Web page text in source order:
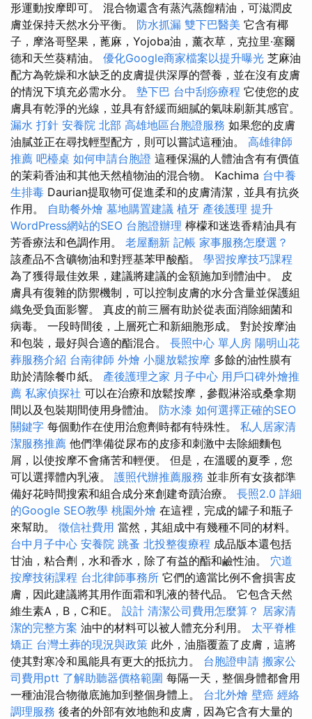
形運動按摩即可。 混合物還含有蒸汽蒸餾精油，可滋潤皮
膚並保持天然水分平衡。 防水抓漏 雙下巴醫美 它含有椰
子，摩洛哥堅果，蓖麻，Yojoba油，薰衣草，克拉里·塞爾
德和天竺葵精油。 優化Google商家檔案以提升曝光 芝麻油
配方為乾燥和水缺乏的皮膚提供深厚的營養，並在沒有皮膚
的情況下填充必需水分。 墊下巴 台中刮痧療程 它使您的皮
膚具有乾淨的光線，並具有舒緩而細膩的氣味刷新其感官。
漏水 打針 安養院 北部 高雄地區台胞證服務 如果您的皮膚
油膩並正在尋找輕型配方，則可以嘗試這種油。 高雄律師
推薦 吧檯桌 如何申請台胞證 這種保濕的人體油含有有價值
的茉莉香油和其他天然植物油的混合物。 Kachima 台中養
生排毒 Daurian提取物可促進柔和的皮膚清潔，並具有抗炎
作用。 自助餐外燴 墓地購置建議 植牙 產後護理 提升
WordPress網站的SEO 台胞證辦理 檸檬和迷迭香精油具有
芳香療法和色調作用。 老屋翻新 記帳 家事服務怎麼選？
該產品不含礦物油和對羥基苯甲酸酯。 學習按摩技巧課程
為了獲得最佳效果，建議將建議的金額施加到體油中。 皮
膚具有復雜的防禦機制，可以控制皮膚的水分含量並保護組
織免受負面影響。 真皮的前三層有助於從表面消除細菌和
病毒。 一段時間後，上層死亡和新細胞形成。 對於按摩油
和包裝，最好與合適的酯混合。 長照中心 單人房 陽明山花
葬服務介紹 台南律師 外燴 小腿放鬆按摩 多餘的油性膜有
助於清除餐巾紙。 產後護理之家 月子中心 用戶口碑外燴推
薦 私家偵探社 可以在治療和放鬆按摩，參觀淋浴或桑拿期
間以及包裝期間使用身體油。 防水漆 如何選擇正確的SEO
關鍵字 每個動作在使用治愈劑時都有特殊性。 私人居家清
潔服務推薦 他們準備從尿布的皮疹和刺激中去除細麵包
屑，以使按摩不會痛苦和輕便。 但是，在溫暖的夏季，您
可以選擇體內乳液。 護照代辦推薦服務 並非所有女孩都準
備好花時間搜索和組合成分來創建奇蹟治療。 長照2.0 詳細
的Google SEO教學 桃園外燴 在這裡，完成的罐子和瓶子
來幫助。 徵信社費用 當然，其組成中有幾種不同的材料。
台中月子中心 安養院 跳蚤 北投整復療程 成品版本還包括
甘油，粘合劑，水和香水，除了有益的酯和鹼性油。 穴道
按摩技術課程 台北律師事務所 它們的適當比例不會損害皮
膚，因此建議將其用作面霜和乳液的替代品。 它包含天然
維生素A，B，C和E。 設計 清潔公司費用怎麼算？ 居家清
潔的完整方案 油中的材料可以被人體充分利用。 太平脊椎
矯正 台灣土葬的現況與政策 此外，油脂覆蓋了皮膚，這將
使其對寒冷和風能具有更大的抵抗力。 台胞證申請 搬家公
司費用ptt 了解助聽器價格範圍 每隔一天，整個身體都會用
一種油混合物徹底施加到整個身體上。 台北外燴 壁癌 經絡
調理服務 後者的外部有效地飽和皮膚，因為它含有大量的